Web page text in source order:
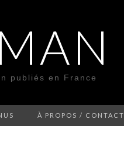
publiés en France
À PROPOS / CONTACT